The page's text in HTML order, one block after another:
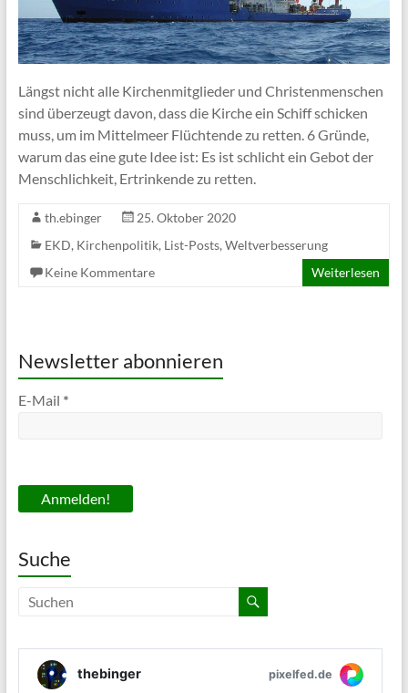
Längst nicht alle Kirchenmitglieder und Christenmenschen
sind überzeugt davon, dass die Kirche ein Schiff schicken
muss, um im Mittelmeer Flüchtende zu retten. 6 Gründe,
warum das eine gute Idee ist: Es ist schlicht ein Gebot der
Menschlichkeit, Ertrinkende zu retten.
th.ebinger
25. Oktober 2020
EKD, Kirchenpolitik, List-Posts, Weltverbesserung
Keine Kommentare
Weiterlesen
Newsletter abonnieren
E-Mail *
Suche